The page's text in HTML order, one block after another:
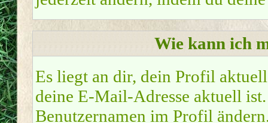
Wie kann ich
Es liegt an dir, dein Profil
deine E-Mail-Adresse aktuell
Benutzernamen im Profil